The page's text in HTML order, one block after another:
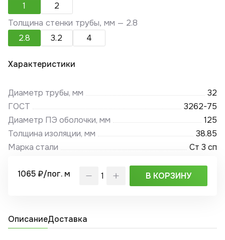
1
2
Толщина стенки трубы, мм — 2.8
2.8
3.2 4
Характеристики
Диаметр трубы, мм
32
ГОСТ
3262-75
Диаметр ПЭ оболочки, мм
125
Толщина изоляции, мм
38.85
Марка стали
Ст 3 сп
1065 ₽/пог. м В КОРЗИНУ
ОписаниеДоставка